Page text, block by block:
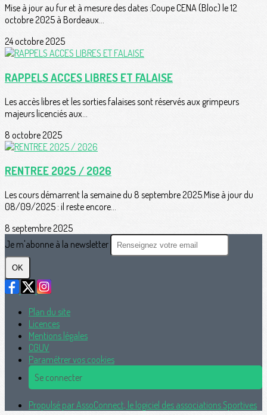
Mise à jour au fur et à mesure des dates :Coupe CENA (Bloc) le 12
octobre 2025 à Bordeaux...
24 octobre 2025
RAPPELS ACCES LIBRES ET FALAISE
Les accès libres et les sorties falaises sont réservés aux grimpeurs
majeurs licenciés aux...
8 octobre 2025
RENTREE 2025 / 2026
Les cours démarrent la semaine du 8 septembre 2025.Mise à jour du
08/09/2025 : il reste encore...
8 septembre 2025
Je m'abonne à la newsletter
OK
Plan du site
Licences
Mentions légales
CGUV
Paramétrer vos cookies
Se connecter
Propulsé par AssoConnect, le logiciel des associations Sportives